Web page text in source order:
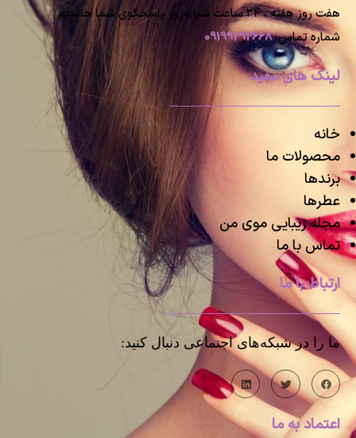
هفت روز هفته ، ۲۴ ساعت شبانه‌روز پاسخگوی شما هستیم
شماره تماس:09199292668
لینک های مفید
خانه
محصولات ما
برندها
عطرها
مجله زیبایی موی من
تماس با ما
ارتباط با ما
ما را در شبکه‌های اجتماعی دنبال کنید:
اعتماد به ما